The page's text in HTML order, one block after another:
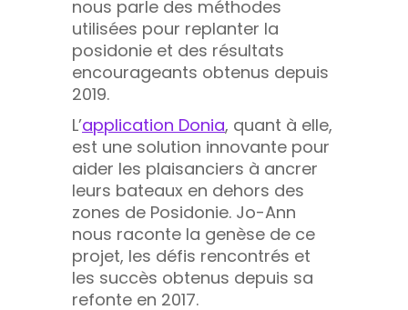
nous parle des méthodes
utilisées pour replanter la
posidonie et des résultats
encourageants obtenus depuis
2019.
L’application Donia, quant à elle,
est une solution innovante pour
aider les plaisanciers à ancrer
leurs bateaux en dehors des
zones de Posidonie. Jo-Ann
nous raconte la genèse de ce
projet, les défis rencontrés et
les succès obtenus depuis sa
refonte en 2017.